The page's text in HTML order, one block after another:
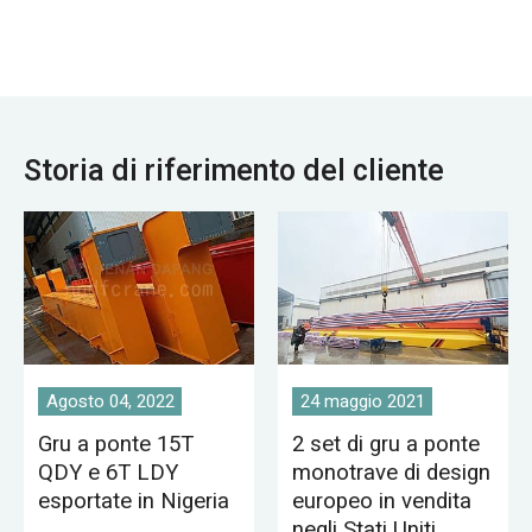
caratteristica
luoghi di lavoro
industriali che
servono varie
applicazioni di
sollevamento.
e tessile, officine
alimentare.
Storia di riferimento del cliente
Agosto 04, 2022
Gru a ponte 15T
QDY e 6T LDY
esportate in Nigeria
24 maggio 2021
2 set di gru a ponte
monotrave di design
europeo in vendita